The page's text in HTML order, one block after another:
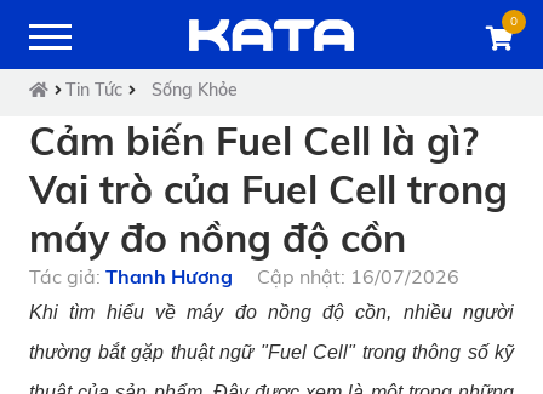
0
Tin Tức Sống Khỏe
Cảm biến Fuel Cell là gì?
Vai trò của Fuel Cell trong
máy đo nồng độ cồn
Tác giả: Thanh Hương Cập nhật: 16/07/2026
Khi tìm hiểu về máy đo nồng độ cồn, nhiều người
thường bắt gặp thuật ngữ "Fuel Cell" trong thông số kỹ